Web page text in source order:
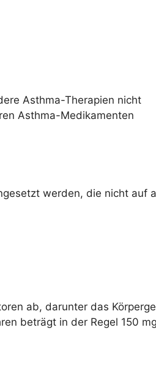
Asthma-Therapien nicht
Asthma-Medikamenten
werden, die nicht auf
ab, darunter das
beträgt in der Regel 150